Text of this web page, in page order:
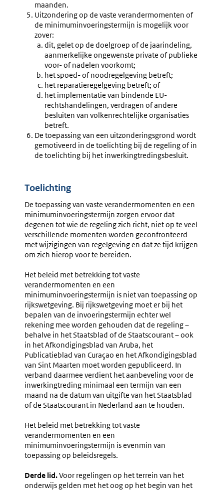
maanden.
Uitzondering op de vaste verandermomenten of
de minimuminvoeringstermijn is mogelijk voor
zover:
dit, gelet op de doelgroep of de jaarindeling,
aanmerkelijke ongewenste private of publieke
voor- of nadelen voorkomt;
het spoed- of noodregelgeving betreft;
het reparatieregelgeving betreft; of
het implementatie van bindende EU-
rechtshandelingen, verdragen of andere
besluiten van volkenrechtelijke organisaties
betreft.
De toepassing van een uitzonderingsgrond wordt
gemotiveerd in de toelichting bij de regeling of in
de toelichting bij het inwerkingtredingsbesluit.
Toelichting
De toepassing van vaste verandermomenten en een
minimuminvoeringstermijn zorgen ervoor dat
degenen tot wie de regeling zich richt, niet op te veel
verschillende momenten worden geconfronteerd
met wijzigingen van regelgeving en dat ze tijd krijgen
om zich hierop voor te bereiden.
Het beleid met betrekking tot vaste
verandermomenten en een
minimuminvoeringstermijn is niet van toepassing op
rijkswetgeving. Bij rijkswetgeving moet er bij het
bepalen van de invoeringstermijn echter wel
rekening mee worden gehouden dat de regeling –
behalve in het Staatsblad of de Staatscourant – ook
in het Afkondigingsblad van Aruba, het
Publicatieblad van Curaçao en het Afkondigingsblad
van Sint Maarten moet worden gepubliceerd. In
verband daarmee verdient het aanbeveling voor de
inwerkingtreding minimaal een termijn van een
maand na de datum van uitgifte van het Staatsblad
of de Staatscourant in Nederland aan te houden.
Het beleid met betrekking tot vaste
verandermomenten en een
minimuminvoeringstermijn is evenmin van
toepassing op beleidsregels.
Derde lid.Voor regelingen op het terrein van het
onderwijs gelden met het oog op het begin van het